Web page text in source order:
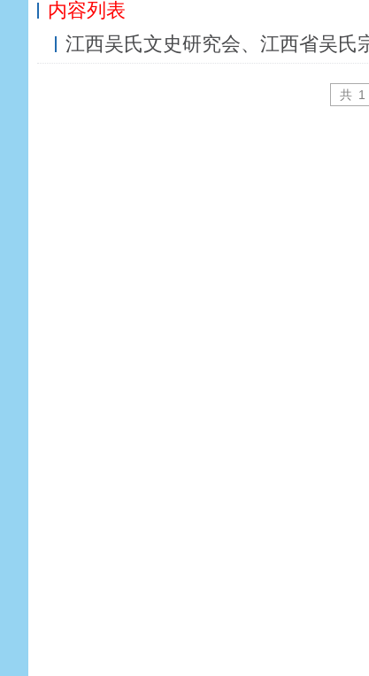
内容列表
江西吴氏文史研究会、江西省吴氏
共 1